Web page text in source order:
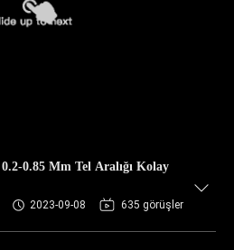
0.85 Mm Tel Aralığı Kolay
2023-09-08 635 görüşler